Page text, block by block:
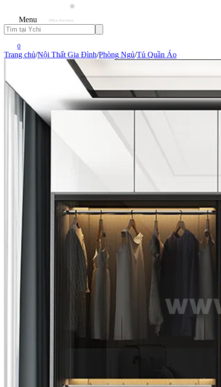
Menu
0
Trang chủ/Nội Thất Gia Đình/Phòng Ngủ/Tủ Quần Áo